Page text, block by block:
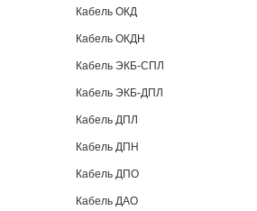
Кабель ОКД
Кабель ОКДН
Кабель ЭКБ-СПЛ
Кабель ЭКБ-ДПЛ
Кабель ДПЛ
Кабель ДПН
Кабель ДПО
Кабель ДАО